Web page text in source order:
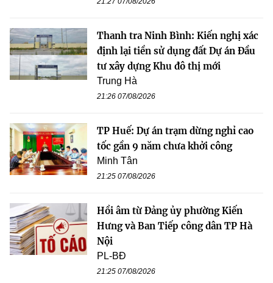
Thanh tra Ninh Bình: Kiến nghị xác
định lại tiền sử dụng đất Dự án Đầu
tư xây dựng Khu đô thị mới
Trung Hà
21:26 07/08/2026
TP Huế: Dự án trạm dừng nghỉ cao
tốc gần 9 năm chưa khởi công
Minh Tân
21:25 07/08/2026
Hồi âm từ Đảng ủy phường Kiến
Hưng và Ban Tiếp công dân TP Hà
Nội
PL-BĐ
21:25 07/08/2026